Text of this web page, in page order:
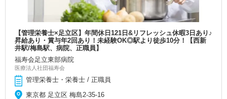
【管理栄養士×足立区】年間休日121日&リフレッシュ休暇3日あり♪
昇給あり・賞与年2回あり！未経験OK◎駅より徒歩10分！【西新
井駅/梅島駅、病院、正職員】
福寿会足立東部病院
医療法人社団福寿会
管理栄養士・栄養士 / 正職員
東京都 足立区 梅島2-35-16